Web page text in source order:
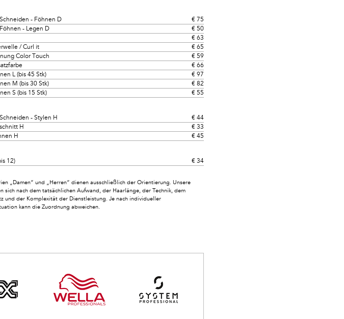
- Föhnen D
€ 75
- Legen D
€ 50
€ 63
/ Curl it
€ 65
Color Touch
€ 59
€ 66
L (bis 45 Stk)
€ 97
M (bis 30 Stk)
€ 82
S (bis 15 Stk)
€ 55
- Stylen H
€ 44
H
€ 33
H
€ 45
12) € 34
„Damen“ und „Herren“ dienen ausschließlich der Orientierung. Unsere
sich nach dem tatsächlichen Aufwand, der Haarlänge, der Technik, dem
und der Komplexität der Dienstleistung. Je nach individueller
kann die Zuordnung abweichen.